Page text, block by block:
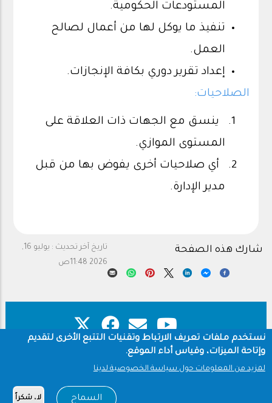
المستودعات الحكومية.
تنفيذ ما يوكل لها من أعمال لصالح
العمل.
إعداد تقرير دوري بكافة الإنجازات.
الصلاحيات:
ينسق مع الجهات ذات العلاقة على
المستوى الموازي.
أي صلاحيات أخرى يفوض بها من قبل
مدير الإدارة.
تاريخ آخر تحديث :
يوليو 16,
2026 11:48ص
شارك هذه الصفحة
Footer
نستخدم ملفات تعريف الارتباط وتقنيات التتبع الأخرى لتقديم
وإتاحة الميزات، وقياس أداء الموقع.
لمزيد من المعلومات حول سياسة الخصوصية لدينا
السماح لا، شكراً